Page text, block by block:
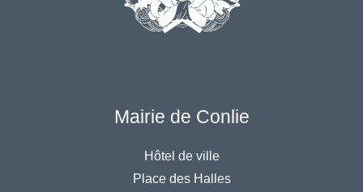
Mairie de Conlie
Hôtel de ville
Place des Halles